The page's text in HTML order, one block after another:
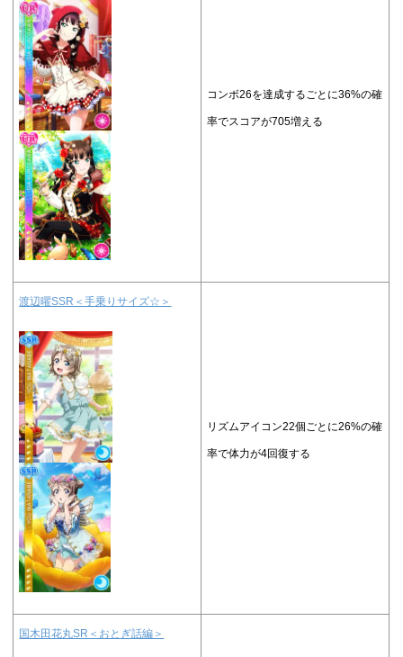
コンボ26を達成するごとに36%の確
率でスコアが705増える
渡辺曜SSR＜手乗りサイズ☆＞
リズムアイコン22個ごとに26%の確
率で体力が4回復する
国木田花丸SR＜おとぎ話編＞